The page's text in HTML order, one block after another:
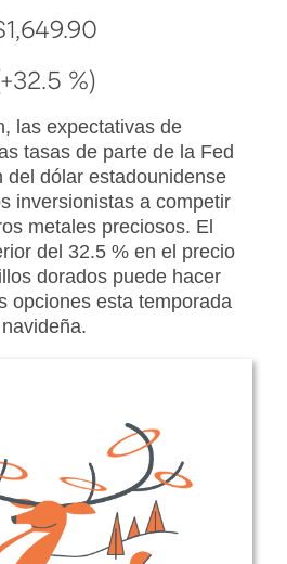
%)
las expectativas de
tasas de parte de la Fed
del dólar estadounidense
inversionistas a competir
metales preciosos. El
del 32.5 % en el precio
dorados puede hacer
opciones esta temporada
navideña.